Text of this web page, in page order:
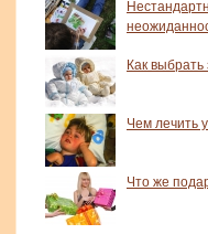
Как
Чем лечить
Что же